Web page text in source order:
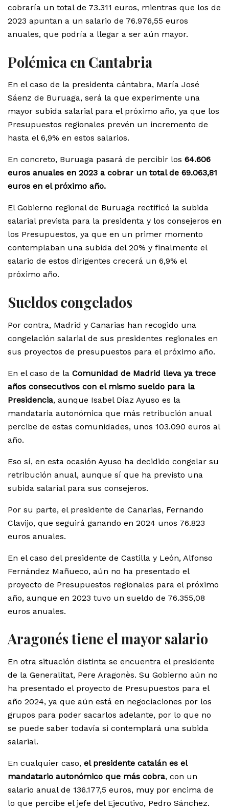
cobraría un total de 73.311 euros, mientras que los de
2023 apuntan a un salario de 76.976,55 euros
anuales, que podría a llegar a ser aún mayor.
Polémica en Cantabria
En el caso de la presidenta cántabra, María José
Sáenz de Buruaga, será la que experimente una
mayor subida salarial para el próximo año, ya que los
Presupuestos regionales prevén un incremento de
hasta el 6,9% en estos salarios.
En concreto, Buruaga pasará de percibir los 64.606
euros anuales en 2023 a cobrar un total de 69.063,81
euros en el próximo año.
El Gobierno regional de Buruaga rectificó la subida
salarial prevista para la presidenta y los consejeros en
los Presupuestos, ya que en un primer momento
contemplaban una subida del 20% y finalmente el
salario de estos dirigentes crecerá un 6,9% el
próximo año.
Sueldos congelados
Por contra, Madrid y Canarias han recogido una
congelación salarial de sus presidentes regionales en
sus proyectos de presupuestos para el próximo año.
En el caso de la Comunidad de Madrid lleva ya trece
años consecutivos con el mismo sueldo para la
Presidencia, aunque Isabel Díaz Ayuso es la
mandataria autonómica que más retribución anual
percibe de estas comunidades, unos 103.090 euros al
año.
Eso sí, en esta ocasión Ayuso ha decidido congelar su
retribución anual, aunque sí que ha previsto una
subida salarial para sus consejeros.
Por su parte, el presidente de Canarias, Fernando
Clavijo, que seguirá ganando en 2024 unos 76.823
euros anuales.
En el caso del presidente de Castilla y León, Alfonso
Fernández Mañueco, aún no ha presentado el
proyecto de Presupuestos regionales para el próximo
año, aunque en 2023 tuvo un sueldo de 76.355,08
euros anuales.
Aragonés tiene el mayor salario
En otra situación distinta se encuentra el presidente
de la Generalitat, Pere Aragonès. Su Gobierno aún no
ha presentado el proyecto de Presupuestos para el
año 2024, ya que aún está en negociaciones por los
grupos para poder sacarlos adelante, por lo que no
se puede saber todavía si contemplará una subida
salarial.
En cualquier caso, el presidente catalán es el
mandatario autonómico que más cobra, con un
salario anual de 136.177,5 euros, muy por encima de
lo que percibe el jefe del Ejecutivo, Pedro Sánchez.